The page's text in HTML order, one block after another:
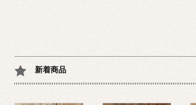
新着商品